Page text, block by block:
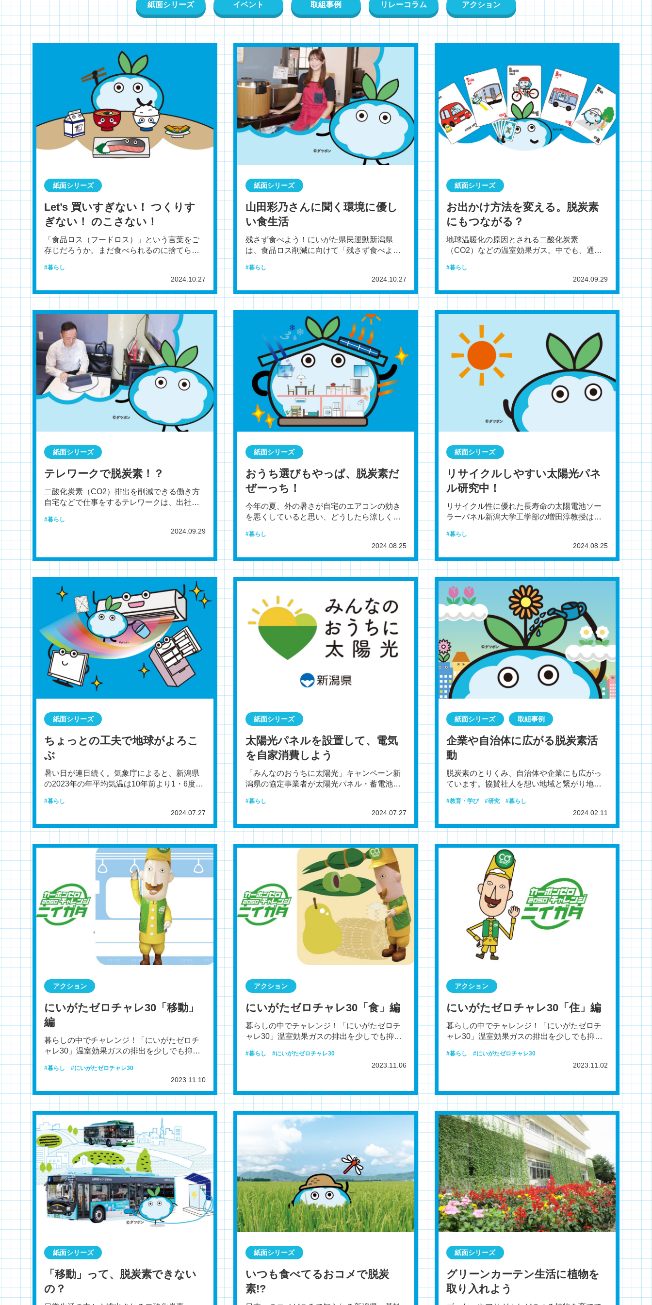
紙面シリーズ イベント 取組事例 リレーコラム アクション
Let’s 買いすぎない！ つくりす
ぎない！ のこさない！
紙面シリーズ
2024.10.27
「食品ロス（フードロス）」という言葉をご
存じだろうか。まだ食べられるのに捨てられ
いない」というだけで
暮らし
山田彩乃さんに聞く環境に優し
い食生活
紙面シリーズ
2024.10.27
残さず食べよう！にいがた県民運動新潟県
は、食品ロス削減に向けて「残さず食べよ
一緒に県民運動に取り組み
暮らし
お出かけ方法を変える。脱炭素
にもつながる？
紙面シリーズ
2024.09.29
地球温暖化の原因とされる二酸化炭素
（CO2）などの温室効果ガス。中でも、通勤
排出量が、2023年版環
暮らし
テレワークで脱炭素！？
紙面シリーズ
2024.09.29
二酸化炭素（CO2）排出を削減できる働き方
自宅などで仕事をするテレワークは、出社な
れ、二酸化炭素（C
暮らし
おうち選びもやっぱ、脱炭素だ
ぜーっち！
紙面シリーズ
2024.08.25
今年の夏、外の暑さが自宅のエアコンの効き
を悪くしていると思い、どうしたら涼しくな
庁によると、新潟市の
暮らし
リサイクルしやすい太陽光パネ
ル研究中！
紙面シリーズ
2024.08.25
リサイクル性に優れた長寿命の太陽電池ソー
ラーパネル新潟大学工学部の増田淳教授は、
ラーパネル（モジュー
暮らし
ちょっとの工夫で地球がよろこ
ぶ
紙面シリーズ
2024.07.27
暑い日が連日続く。気象庁によると、新潟県
の2023年の年平均気温は10年前より1・6度高
部屋でキンキ
暮らし
太陽光パネルを設置して、電気
を自家消費しよう
紙面シリーズ
2024.07.27
「みんなのおうちに太陽光」キャンペーン新
潟県の協定事業者が太陽光パネル・蓄電池の
光」キャンペーンの参
暮らし
企業や自治体に広がる脱炭素活
動
紙面シリーズ 取組事例
2024.02.11
脱炭素のとりくみ、自治体や企業にも広がっ
ています。協賛社人を想い地域と繋がり地球
とおり、JTグル
教育・学び 研究 暮らし
にいがたゼロチャレ30「移動」
編
アクション
2023.11.10
暮らしの中でチャレンジ！「にいがたゼロチ
ャレ30」温室効果ガスの排出を少しでも抑
引き継いでいくため、
暮らし にいがたゼロチャレ30
にいがたゼロチャレ30「食」編
アクション
2023.11.06
暮らしの中でチャレンジ！「にいがたゼロチ
ャレ30」温室効果ガスの排出を少しでも抑
引き継いでいくため、
暮らし にいがたゼロチャレ30
にいがたゼロチャレ30「住」編
アクション
2023.11.02
暮らしの中でチャレンジ！「にいがたゼロチ
ャレ30」温室効果ガスの排出を少しでも抑
引き継いでいくため、
暮らし にいがたゼロチャレ30
「移動」って、脱炭素できない
の？
紙面シリーズ
いつも食べてるおコメで脱炭
素!?
紙面シリーズ
グリーンカーテン生活に植物を
取り入れよう
紙面シリーズ